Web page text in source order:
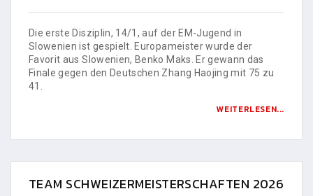
Die erste Disziplin, 14/1, auf der EM-Jugend in
Slowenien ist gespielt. Europameister wurde der
Favorit aus Slowenien, Benko Maks. Er gewann das
Finale gegen den Deutschen Zhang Haojing mit 75 zu
41.
WEITERLESEN...
TEAM SCHWEIZERMEISTERSCHAFTEN 2026